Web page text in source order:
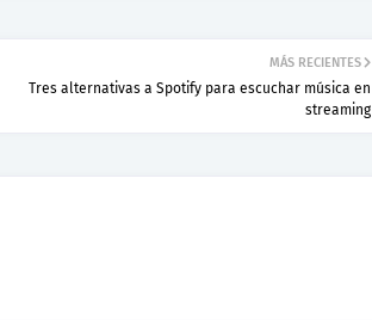
MÁS RECIENTES
Tres alternativas a Spotify para escuchar música en
streaming